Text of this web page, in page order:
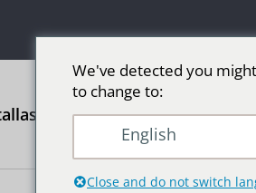
publicitarias LED
We've detected you
to change to:
English
Close and do not switch